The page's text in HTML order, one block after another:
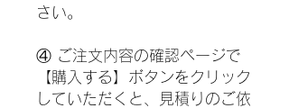
さい。
④ ご注文内容の確認ページで
【購入する】ボタンをクリック
していただくと、見積りのご依